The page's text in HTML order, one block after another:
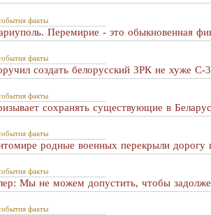
факты
Перемирие - это обыкновенная
факты
создать белорусский ЗРК не хуже С-
факты
сохранять существующие в
факты
родные военных перекрыли дорогу
факты
Мы не можем допустить, чтобы
факты